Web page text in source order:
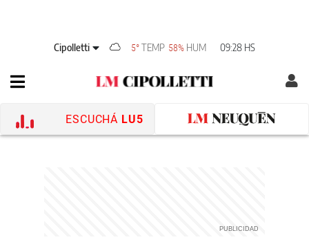
Cipolletti 5°TEMP 58% HUM 09:28 HS
ESCUCHÁ LU5